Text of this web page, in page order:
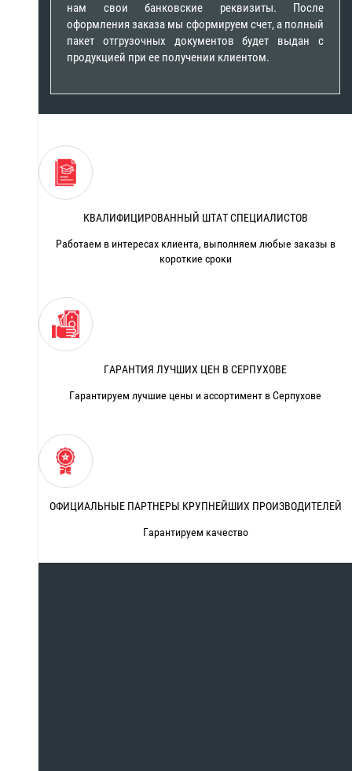
нам свои банковские реквизиты. После
оформления заказа мы сформируем счет, а полный
пакет отгрузочных документов будет выдан с
продукцией при ее получении клиентом.
КВАЛИФИЦИРОВАННЫЙ ШТАТ СПЕЦИАЛИСТОВ
Работаем в интересах клиента, выполняем любые заказы в
короткие сроки
ГАРАНТИЯ ЛУЧШИХ ЦЕН В СЕРПУХОВЕ
Гарантируем лучшие цены и ассортимент в Серпухове
ОФИЦИАЛЬНЫЕ ПАРТНЕРЫ КРУПНЕЙШИХ ПРОИЗВОДИТЕЛЕЙ
Гарантируем качество